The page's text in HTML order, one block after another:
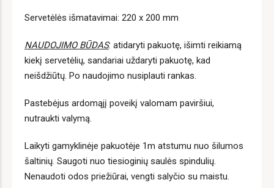
Servetėlės ​​išmatavimai: 220 x 200 mm
NAUDOJIMO BŪDAS: atidaryti pakuotę, išimti reikiamą
kiekį servetėlių, sandariai uždaryti pakuotę, kad
neišdžiūtų. Po naudojimo nusiplauti rankas.
Pastebėjus ardomąjį poveikį valomam paviršiui,
nutraukti valymą.
Laikyti gamyklinėje pakuotėje 1m atstumu nuo šilumos
šaltinių. Saugoti nuo tiesioginių saulės spindulių.
Nenaudoti odos priežiūrai, vengti salyčio su maistu.